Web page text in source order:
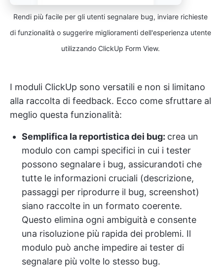
Rendi più facile per gli utenti segnalare bug, inviare richieste
di funzionalità o suggerire miglioramenti dell'esperienza utente
utilizzando ClickUp Form View.
I moduli ClickUp sono versatili e non si limitano
alla raccolta di feedback. Ecco come sfruttare al
meglio questa funzionalità:
Semplifica la reportistica dei bug: crea un
modulo con campi specifici in cui i tester
possono segnalare i bug, assicurandoti che
tutte le informazioni cruciali (descrizione,
passaggi per riprodurre il bug, screenshot)
siano raccolte in un formato coerente.
Questo elimina ogni ambiguità e consente
una risoluzione più rapida dei problemi. Il
modulo può anche impedire ai tester di
segnalare più volte lo stesso bug.